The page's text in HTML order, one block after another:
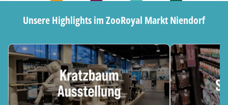
Unsere Highlights im ZooRoyal Markt Niendorf